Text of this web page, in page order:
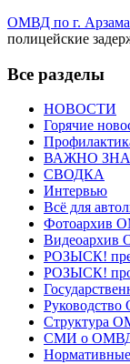
ОМВД по г.
полицейские
Все разделы
НОВОСТИ
Горячие
ВАЖНО
СВОДКА
Интервью
Всё для
Фотоархив
РОЗЫСК!
РОЗЫСК!
Структура
СМИ о